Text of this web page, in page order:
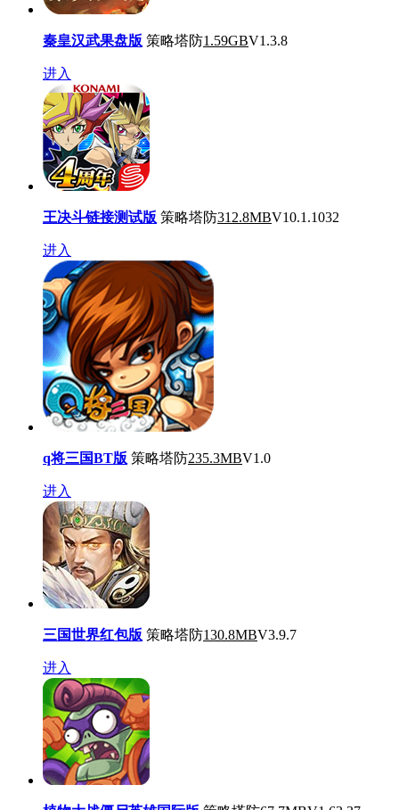
秦皇汉武果盘版 策略塔防1.59GBV1.3.8
进入
王决斗链接测试版 策略塔防312.8MBV10.1.1032
进入
q将三国BT版 策略塔防235.3MBV1.0
进入
三国世界红包版 策略塔防130.8MBV3.9.7
进入